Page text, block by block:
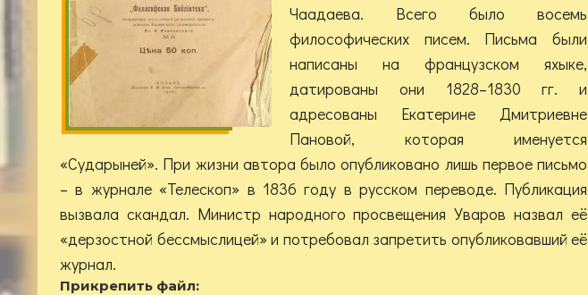
Чаадаева. Всего было восемь
философических писем. Письма были
написаны на французском яхыке,
датированы они 1828–1830 гг. и
адресованы Екатерине Дмитриевне
Пановой, которая именуется
«Сударыней». При жизни автора было опубликовано лишь первое письмо
– в журнале «Телескоп» в 1836 году в русском переводе. Публикация
вызвала скандал. Министр народного просвещения Уваров назвал её
«дерзостной бессмыслицей» и потребовал запретить опубликовавший её
журнал.
Прикрепить файл: